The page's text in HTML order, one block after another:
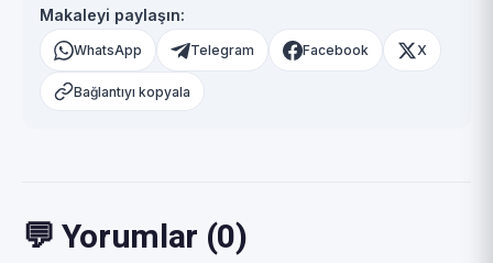
Makaleyi paylaşın:
WhatsApp Telegram Facebook X
Bağlantıyı kopyala
💬 Yorumlar (0)